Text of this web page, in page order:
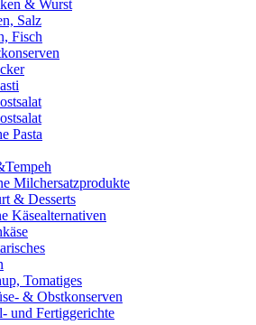
& Wurst
Salz
Fisch
Pasta
Milchersatzprodukte
& Desserts
Käsealternativen
Tomatiges
& Obstkonserven
und Fertiggerichte